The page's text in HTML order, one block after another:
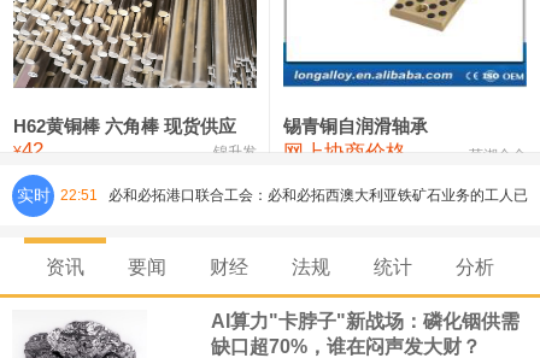
铸造铝合金锭(ZLD104) 24,300—24,500 24,400
压铸锌合金锭 26,500—26,700
氯化镍 38,300—40,300 39,300 0
H62黄铜棒 六角棒 现货供应
¥42 锦升发
锡青铜自润滑轴承
网上协商价格 芜湖合金
实时 22:51 必和必拓港口联合工会：必和必拓西澳大利亚铁矿石业务的工人已
通知，将于8月9日实施24小时停工。
8月7日，宇树科技董事长王兴兴网上路演时表示，报告期内，公司
资讯 要闻 财经 法规 统计 分析
AI算力"卡脖子"新战场：磷化铟供需
缺口超70%，谁在闷声发大财？